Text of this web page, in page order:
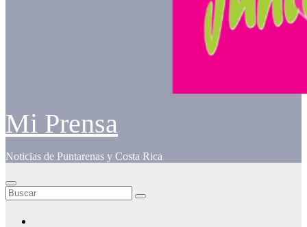
Mi Prensa
Noticias de Puntarenas y Costa Rica